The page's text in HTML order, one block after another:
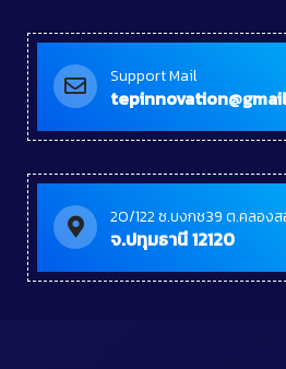
Support Mail
20/122 ซ.บงกช39 ต.คลอง
จ.ปทุมธานี 12120